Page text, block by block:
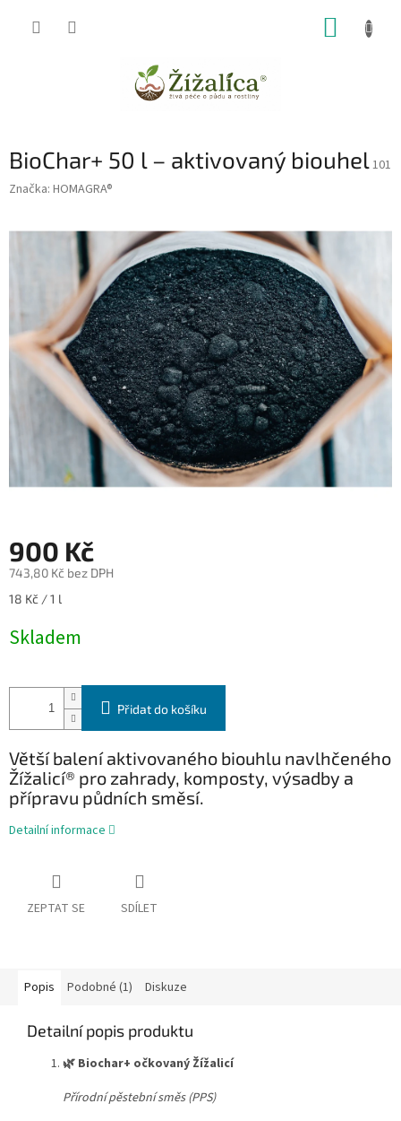
BioChar+ 50 l – aktivovaný biouhel101
Značka: HOMAGRA®
900 Kč
743,80 Kč bez DPH
Měrná
18 Kč / 1 l
Skladem
Přidat do košíku
Větší balení aktivovaného biouhlu navlhčeného
Žížalicí® pro zahrady, komposty, výsadby a
přípravu půdních směsí.
Detailní informace
ZEPTAT SE SDÍLET
Popis Podobné (1) Diskuze
Detailní popis produktu
🌿 Biochar+ očkovaný Žížalicí
Přírodní pěstební směs (PPS)